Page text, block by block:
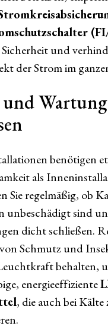
und
der Strom im
und
benötigen
als
Sie regelmäßig, ob
unbeschädigt sind
dicht schließen.
Schmutz und
behalten,
energieeffiziente
, die auch bei Kälte